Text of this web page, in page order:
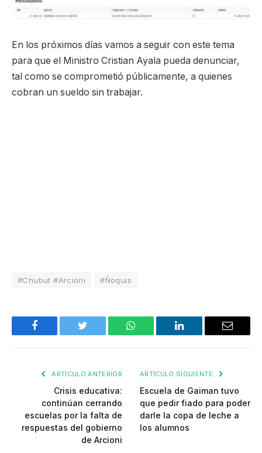
En los próximos días vamos a seguir con este tema
para que el Ministro Cristian Ayala pueda denunciar,
tal como se comprometió públicamente, a quienes
cobran un sueldo sin trabajar.
#Chubut #Arcioni #Ñoquis
Facebook Twitter WhatsApp LinkedIn Email
ARTÍCULO ANTERIOR
Crisis educativa:
continúan cerrando
escuelas por la falta de
respuestas del gobierno
de Arcioni
ARTÍCULO SIGUIENTE
Escuela de Gaiman tuvo
que pedir fiado para poder
darle la copa de leche a
los alumnos